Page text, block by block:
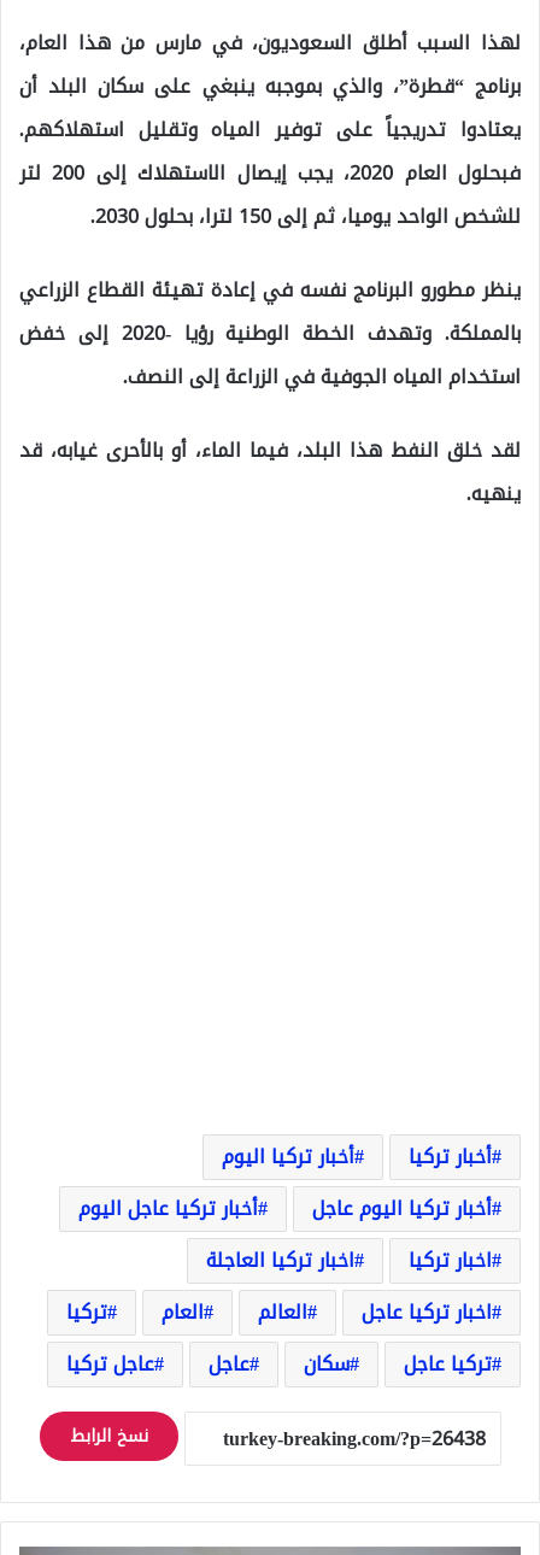
لهذا السبب أطلق السعوديون، في مارس من هذا العام،
برنامج “قطرة”، والذي بموجبه ينبغي على سكان البلد أن
يعتادوا تدريجياً على توفير المياه وتقليل استهلاكهم.
فبحلول العام 2020، يجب إيصال الاستهلاك إلى 200 لتر
للشخص الواحد يوميا، ثم إلى 150 لترا، بحلول 2030.
ينظر مطورو البرنامج نفسه في إعادة تهيئة القطاع الزراعي
بالمملكة. وتهدف الخطة الوطنية رؤيا -2020 إلى خفض
استخدام المياه الجوفية في الزراعة إلى النصف.
لقد خلق النفط هذا البلد، فيما الماء، أو بالأحرى غيابه، قد
ينهيه.
أخبار تركيا
أخبار تركيا اليوم
أخبار تركيا اليوم عاجل
أخبار تركيا عاجل اليوم
اخبار تركيا
اخبار تركيا العاجلة
اخبار تركيا عاجل
العالم العام
تركيا
تركيا عاجل
سكان عاجل عاجل تركيا
نسخ الرابط